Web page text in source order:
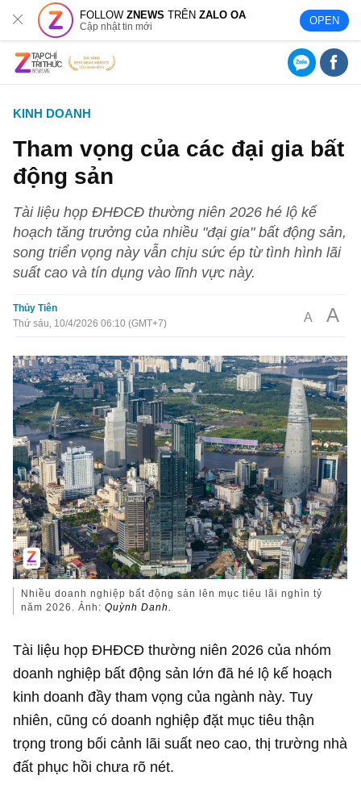
FOLLOWZNEWS TRÊNZALO OA
Cập nhật tin mới OPEN
KINH DOANH
Tham vọng của các đại gia bất
động sản
Tài liệu họp ĐHĐCĐ thường niên 2026 hé lộ kế
hoạch tăng trưởng của nhiều "đại gia" bất động sản,
song triển vọng này vẫn chịu sức ép từ tình hình lãi
suất cao và tín dụng vào lĩnh vực này.
Thủy Tiên
Thứ sáu, 10/4/2026 06:10 (GMT+7)
A A
Nhiều doanh nghiệp bất động sản lên mục tiêu lãi nghìn tỷ
năm 2026. Ảnh:Quỳnh Danh.
Tài liệu họp ĐHĐCĐ thường niên 2026 của nhóm
doanh nghiệp bất động sản lớn đã hé lộ kế hoạch
kinh doanh đầy tham vọng của ngành này. Tuy
nhiên, cũng có doanh nghiệp đặt mục tiêu thận
trọng trong bối cảnh lãi suất neo cao, thị trường nhà
đất phục hồi chưa rõ nét.